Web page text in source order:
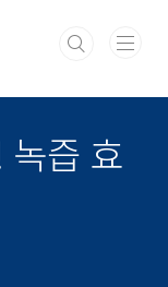
녹즙 효